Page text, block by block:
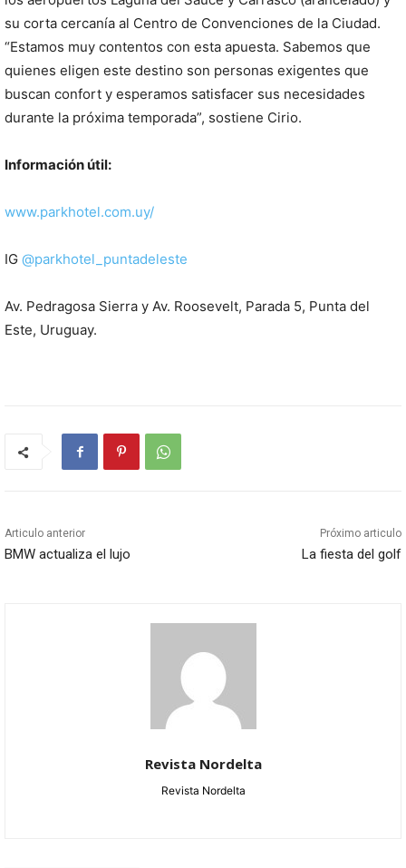
su corta cercanía al Centro de Convenciones de la Ciudad.
“Estamos muy contentos con esta apuesta. Sabemos que
quienes eligen este destino son personas exigentes que
buscan confort y esperamos satisfacer sus necesidades
durante la próxima temporada”, sostiene Cirio.
Información útil:
www.parkhotel.com.uy/
IG @parkhotel_puntadeleste
Av. Pedragosa Sierra y Av. Roosevelt, Parada 5, Punta del
Este, Uruguay.
Articulo anterior
BMW actualiza el lujo
Próximo articulo
La fiesta del golf
Revista Nordelta
Revista Nordelta